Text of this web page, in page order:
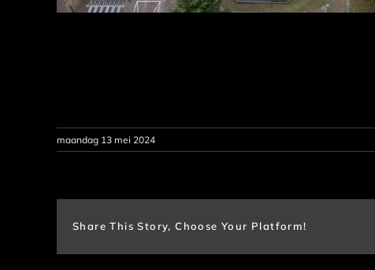
maandag 13 mei 2024
Share This Story, Choose Your Platform!